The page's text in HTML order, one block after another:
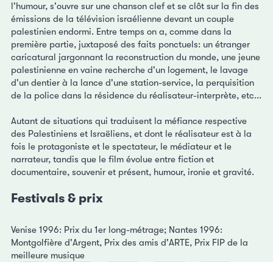
l'humour, s'ouvre sur une chanson clef et se clôt sur la fin des
émissions de la télévision israélienne devant un couple
palestinien endormi. Entre temps on a, comme dans la
première partie, juxtaposé des faits ponctuels: un étranger
caricatural jargonnant la reconstruction du monde, une jeune
palestinienne en vaine recherche d'un logement, le lavage
d'un dentier à la lance d'une station-service, la perquisition
de la police dans la résidence du réalisateur-interprète, etc...
Autant de situations qui traduisent la méfiance respective
des Palestiniens et Israëliens, et dont le réalisateur est à la
fois le protagoniste et le spectateur, le médiateur et le
narrateur, tandis que le film évolue entre fiction et
documentaire, souvenir et présent, humour, ironie et gravité.
Festivals & prix
Venise 1996: Prix du 1er long-métrage; Nantes 1996:
Montgolfière d'Argent, Prix des amis d'ARTE, Prix FIP de la
meilleure musique